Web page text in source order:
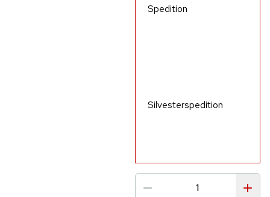
Spedition
Silvesterspedition